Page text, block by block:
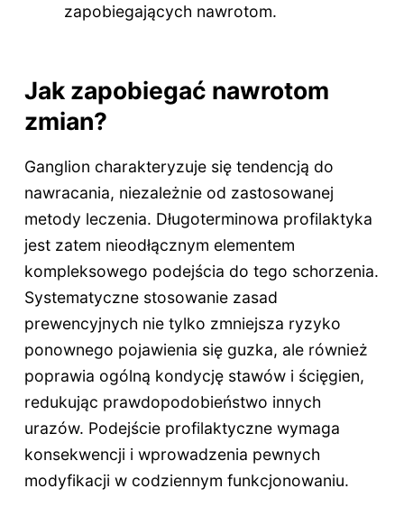
zapobiegających nawrotom.
Jak zapobiegać nawrotom
zmian?
Ganglion charakteryzuje się tendencją do
nawracania, niezależnie od zastosowanej
metody leczenia. Długoterminowa profilaktyka
jest zatem nieodłącznym elementem
kompleksowego podejścia do tego schorzenia.
Systematyczne stosowanie zasad
prewencyjnych nie tylko zmniejsza ryzyko
ponownego pojawienia się guzka, ale również
poprawia ogólną kondycję stawów i ścięgien,
redukując prawdopodobieństwo innych
urazów. Podejście profilaktyczne wymaga
konsekwencji i wprowadzenia pewnych
modyfikacji w codziennym funkcjonowaniu.